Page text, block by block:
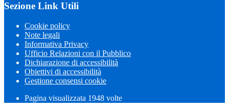
Sezione Link Utili
Cookie policy
Note legali
Informativa Privacy
Ufficio Relazioni con il Pubblico
Dichiarazione di accessibilità
Obiettivi di accessibilità
Gestione consensi cookie
Pagina visualizzata 1948 volte